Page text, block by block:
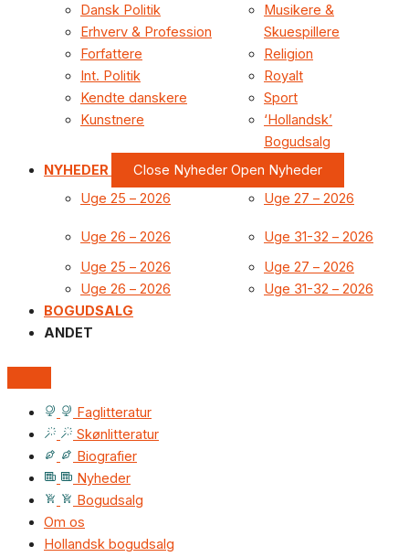
Dansk Politik
Erhverv & Profession
Forfattere
Int. Politik
Kendte danskere
Kunstnere
Musikere &
Skuespillere
Religion
Royalt
Sport
‘Hollandsk’
Bogudsalg
NYHEDER
Close Nyheder Open Nyheder
Uge 25 – 2026
Uge 26 – 2026
Uge 27 – 2026
Uge 31-32 – 2026
Uge 25 – 2026
Uge 26 – 2026
Uge 27 – 2026
Uge 31-32 – 2026
BOGUDSALG
ANDET
Faglitteratur
Skønlitteratur
Biografier
Nyheder
Bogudsalg
Om os
Hollandsk bogudsalg